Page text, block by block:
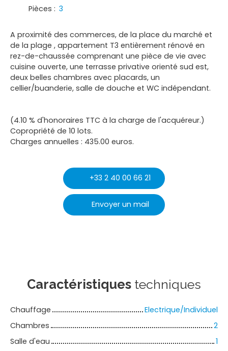
Pièces : 3
A proximité des commerces, de la place du marché et
de la plage , appartement T3 entièrement rénové en
rez-de-chaussée comprenant une pièce de vie avec
cuisine ouverte, une terrasse privative orienté sud est,
deux belles chambres avec placards, un
cellier/buanderie, salle de douche et WC indépendant.
(4.10 % d'honoraires TTC à la charge de l'acquéreur.)
Copropriété de 10 lots.
Charges annuelles : 435.00 euros.
+33 2 40 00 66 21
Envoyer un mail
Caractéristiques techniques
Chauffage
Electrique/Individuel
Chambres
2
Salle d'eau
1